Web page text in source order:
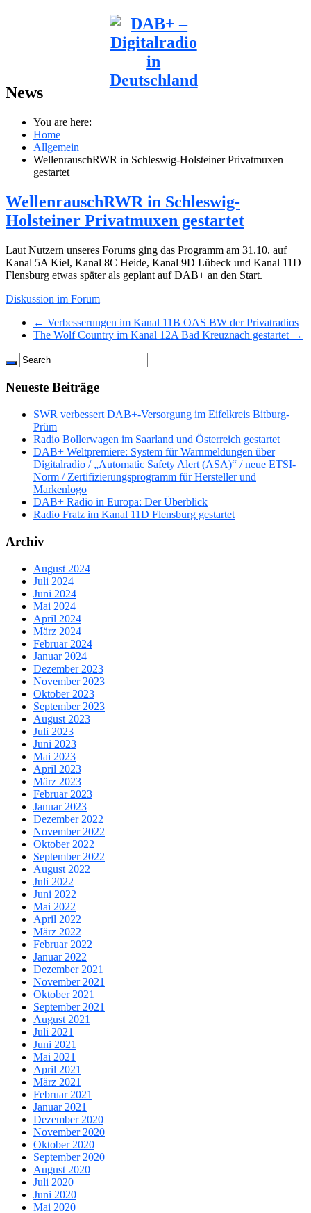
News
You are here:
Home
Allgemein
WellenrauschRWR in Schleswig-Holsteiner Privatmuxen
gestartet
WellenrauschRWR in Schleswig-
Holsteiner Privatmuxen gestartet
Laut Nutzern unseres Forums ging das Programm am 31.10. auf
Kanal 5A Kiel, Kanal 8C Heide, Kanal 9D Lübeck und Kanal 11D
Flensburg etwas später als geplant auf DAB+ an den Start.
Diskussion im Forum
← Verbesserungen im Kanal 11B OAS BW der Privatradios
The Wolf Country im Kanal 12A Bad Kreuznach gestartet →
Neueste Beiträge
SWR verbessert DAB+-Versorgung im Eifelkreis Bitburg-
Prüm
Radio Bollerwagen im Saarland und Österreich gestartet
DAB+ Weltpremiere: System für Warnmeldungen über
Digitalradio / „Automatic Safety Alert (ASA)“ / neue ETSI-
Norm / Zertifizierungsprogramm für Hersteller und
Markenlogo
DAB+ Radio in Europa: Der Überblick
Radio Fratz im Kanal 11D Flensburg gestartet
Archiv
August 2024
Juli 2024
Juni 2024
Mai 2024
April 2024
März 2024
Februar 2024
Januar 2024
Dezember 2023
November 2023
Oktober 2023
September 2023
August 2023
Juli 2023
Juni 2023
Mai 2023
April 2023
März 2023
Februar 2023
Januar 2023
Dezember 2022
November 2022
Oktober 2022
September 2022
August 2022
Juli 2022
Juni 2022
Mai 2022
April 2022
März 2022
Februar 2022
Januar 2022
Dezember 2021
November 2021
Oktober 2021
September 2021
August 2021
Juli 2021
Juni 2021
Mai 2021
April 2021
März 2021
Februar 2021
Januar 2021
Dezember 2020
November 2020
Oktober 2020
September 2020
August 2020
Juli 2020
Juni 2020
Mai 2020